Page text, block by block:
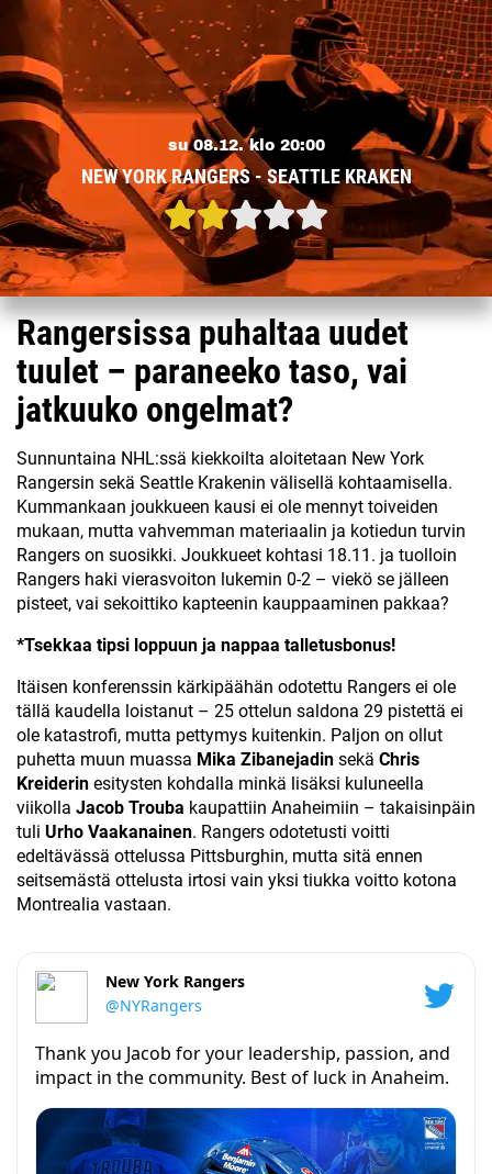
su 08.12. klo 20:00
NEW YORK RANGERS - SEATTLE KRAKEN
Rangersissa puhaltaa uudet
tuulet – paraneeko taso, vai
jatkuuko ongelmat?
Sunnuntaina NHL:ssä kiekkoilta aloitetaan New York
Rangersin sekä Seattle Krakenin välisellä kohtaamisella.
Kummankaan joukkueen kausi ei ole mennyt toiveiden
mukaan, mutta vahvemman materiaalin ja kotiedun turvin
Rangers on suosikki. Joukkueet kohtasi 18.11. ja tuolloin
Rangers haki vierasvoiton lukemin 0-2 – viekö se jälleen
pisteet, vai sekoittiko kapteenin kauppaaminen pakkaa?
*Tsekkaa tipsi loppuun ja nappaa talletusbonus!
Itäisen konferenssin kärkipäähän odotettu Rangers ei ole
tällä kaudella loistanut – 25 ottelun saldona 29 pistettä ei
ole katastrofi, mutta pettymys kuitenkin. Paljon on ollut
puhetta muun muassa Mika Zibanejadin sekä Chris
Kreiderin esitysten kohdalla minkä lisäksi kuluneella
viikolla Jacob Trouba kaupattiin Anaheimiin – takaisinpäin
tuli Urho Vaakanainen. Rangers odotetusti voitti
edeltävässä ottelussa Pittsburghin, mutta sitä ennen
seitsemästä ottelusta irtosi vain yksi tiukka voitto kotona
Montrealia vastaan.
New York Rangers
@NYRangers
Thank you Jacob for your leadership, passion, and
impact in the community. Best of luck in Anaheim.